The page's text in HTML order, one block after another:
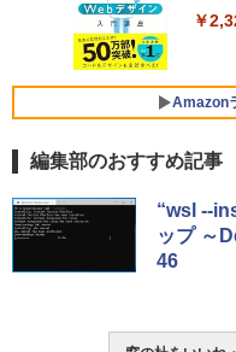
￥
FMV
￥
0/
￥
Amazon
ンチ
週
編集部のおすすめ記事
“wsl --
ップ ～
46